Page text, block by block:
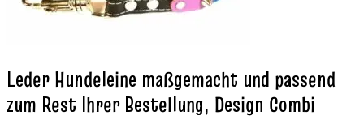
Leder Hundeleine maßgemacht und passend
zum Rest Ihrer Bestellung, Design Combi